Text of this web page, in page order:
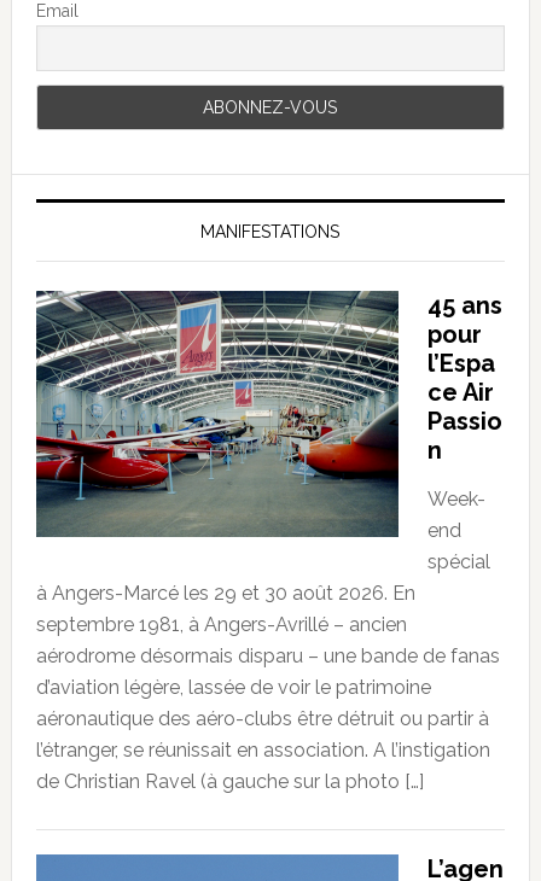
Email
MANIFESTATIONS
45 ans
pour
l’Espa
ce Air
Passio
n
Week-
end
spécial
à Angers-Marcé les 29 et 30 août 2026. En
septembre 1981, à Angers-Avrillé – ancien
aérodrome désormais disparu – une bande de fanas
d’aviation légère, lassée de voir le patrimoine
aéronautique des aéro-clubs être détruit ou partir à
l’étranger, se réunissait en association. A l’instigation
de Christian Ravel (à gauche sur la photo […]
L’agen